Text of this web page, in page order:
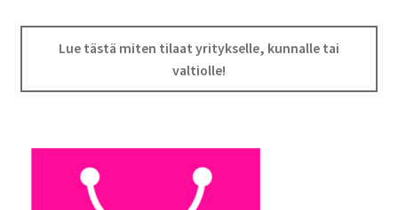
Lue tästä miten tilaat yritykselle, kunnalle tai
valtiolle!